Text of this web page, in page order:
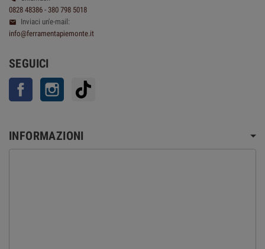
0828 48386 - 380 798 5018

Inviaci un'e-mail:
info@ferramentapiemonte.it
SEGUICI
Facebook Instagram
INFORMAZIONI